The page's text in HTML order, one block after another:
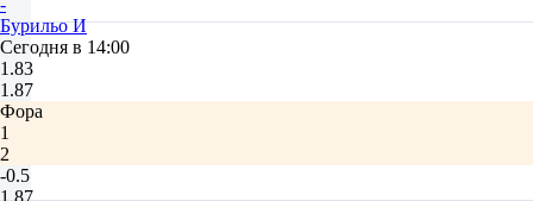
-
Бурильо И
Сегодня в 14:00
1.83
1.87
Фора
1
2
-0.5
1.87